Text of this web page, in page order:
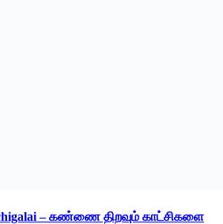
– கண்ணை திறவும் காட்சிகளை